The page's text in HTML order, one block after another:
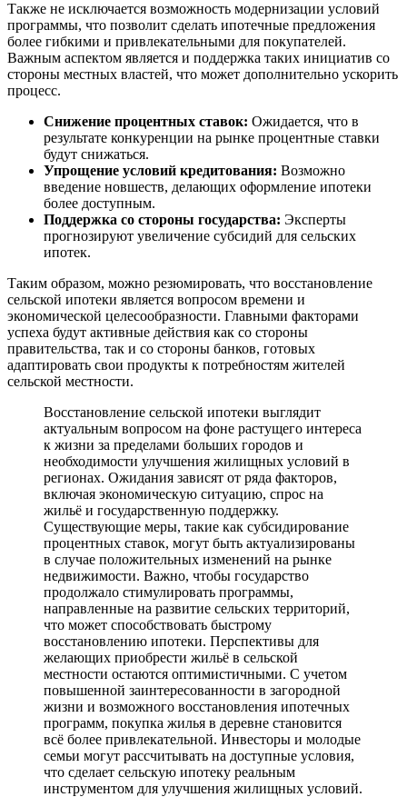
Также не исключается возможность модернизации условий
программы, что позволит сделать ипотечные предложения
более гибкими и привлекательными для покупателей.
Важным аспектом является и поддержка таких инициатив со
стороны местных властей, что может дополнительно ускорить
процесс.
Снижение процентных ставок: Ожидается, что в
результате конкуренции на рынке процентные ставки
будут снижаться.
Упрощение условий кредитования: Возможно
введение новшеств, делающих оформление ипотеки
более доступным.
Поддержка со стороны государства: Эксперты
прогнозируют увеличение субсидий для сельских
ипотек.
Таким образом, можно резюмировать, что восстановление
сельской ипотеки является вопросом времени и
экономической целесообразности. Главными факторами
успеха будут активные действия как со стороны
правительства, так и со стороны банков, готовых
адаптировать свои продукты к потребностям жителей
сельской местности.
Восстановление сельской ипотеки выглядит
актуальным вопросом на фоне растущего интереса
к жизни за пределами больших городов и
необходимости улучшения жилищных условий в
регионах. Ожидания зависят от ряда факторов,
включая экономическую ситуацию, спрос на
жильё и государственную поддержку.
Существующие меры, такие как субсидирование
процентных ставок, могут быть актуализированы
в случае положительных изменений на рынке
недвижимости. Важно, чтобы государство
продолжало стимулировать программы,
направленные на развитие сельских территорий,
что может способствовать быстрому
восстановлению ипотеки. Перспективы для
желающих приобрести жильё в сельской
местности остаются оптимистичными. С учетом
повышенной заинтересованности в загородной
жизни и возможного восстановления ипотечных
программ, покупка жилья в деревне становится
всё более привлекательной. Инвесторы и молодые
семьи могут рассчитывать на доступные условия,
что сделает сельскую ипотеку реальным
инструментом для улучшения жилищных условий.